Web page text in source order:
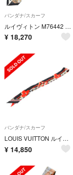
バンダナ/スカーフ
ルイヴィトン M76442 バンドー BB レッツ ゴー モノグラム柄スカーフ メンズ
¥ 18,270
バンダナ/スカーフ
LOUIS VUITTON ルイヴィトン シルク バンドーBB ポップモノグラム M76187 ツイリー スカーフ ブラック/レッド
¥ 14,850